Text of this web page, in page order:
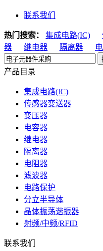
联系我们
热门搜索： 集成电路(IC)
器
继电器 隔离器
产品目录
集成电路(IC)
传感器变送器
变压器
电容器
继电器
隔离器
电阻器
滤波器
电路保护
分立半导体
晶体振荡谐振器
射频/中频/RFID
联系我们